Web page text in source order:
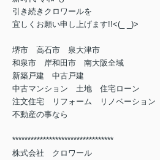
引き続きクロワールを
宜しくお願い申し上げます!!<(_ _)>
堺市 高石市 泉大津市
和泉市 岸和田市 南大阪全域
新築戸建 中古戸建
中古マンション 土地 住宅ローン
注文住宅 リフォーム リノベーション
不動産の事なら
*********************************
株式会社 クロワール